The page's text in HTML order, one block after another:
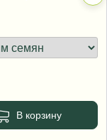
В корзину